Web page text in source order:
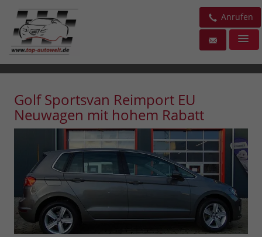
Anrufen
Golf Sportsvan Reimport EU
Neuwagen mit hohem Rabatt